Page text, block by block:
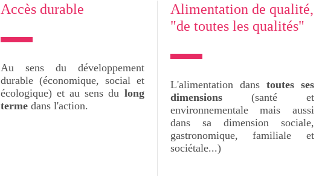
Accès durable
Au sens du développement
durable (économique, social et
écologique) et au sens du long
termedans l'action.
Alimentation de qualité,
"de toutes les qualités"
L'alimentation dans toutes ses
dimensions(santé et
environnementale mais aussi
dans sa dimension sociale,
gastronomique, familiale et
sociétale...)